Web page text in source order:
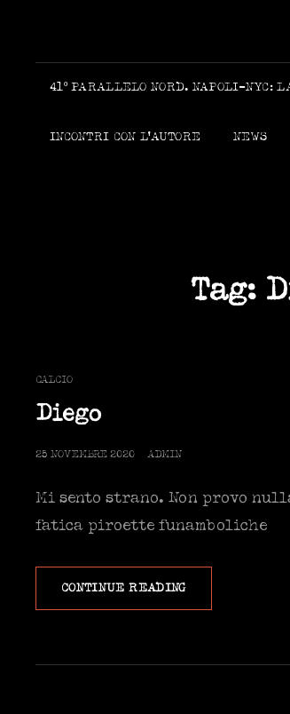
41º PARALLELO NORD. NAPOLI-NYC:
INCONTRI CON L’AUTORE NEWS
Tag:
CAT
LINKS
CALCIO
Diego
POSTED
25 NOVEMBRE 2020 ADMIN
Mi sento strano. Non provo
fatica piroette funamboliche
CONTINUE READINGDIEGO